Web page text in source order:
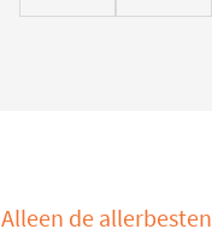
Alleen de allerbesten